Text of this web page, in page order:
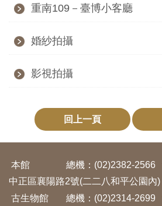
識
博
參
展
覽
資
重南109－臺博小客廳
婚紗拍攝
影視拍攝
回上一頁
本館 總機：(02)2382-2566
中正區襄陽路2號(二二八和平公園內)
古生物館
總機：(02)2314-2699